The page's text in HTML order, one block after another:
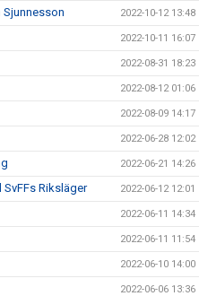
Sjunnesson 2022-10-12 13:48
2022-10-11 16:07
2022-08-31 18:23
2022-08-12 01:06
2022-08-09 14:17
2022-06-28 12:02
2022-06-21 14:26
Riksläger 2022-06-12 12:01
2022-06-11 14:34
2022-06-11 11:54
2022-06-10 14:00
2022-06-06 13:36